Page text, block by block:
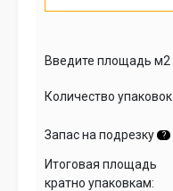
Введите площадь м2
Количество упаковок
Запас на подрезку ?
Итоговая площадь
кратно упаковкам: